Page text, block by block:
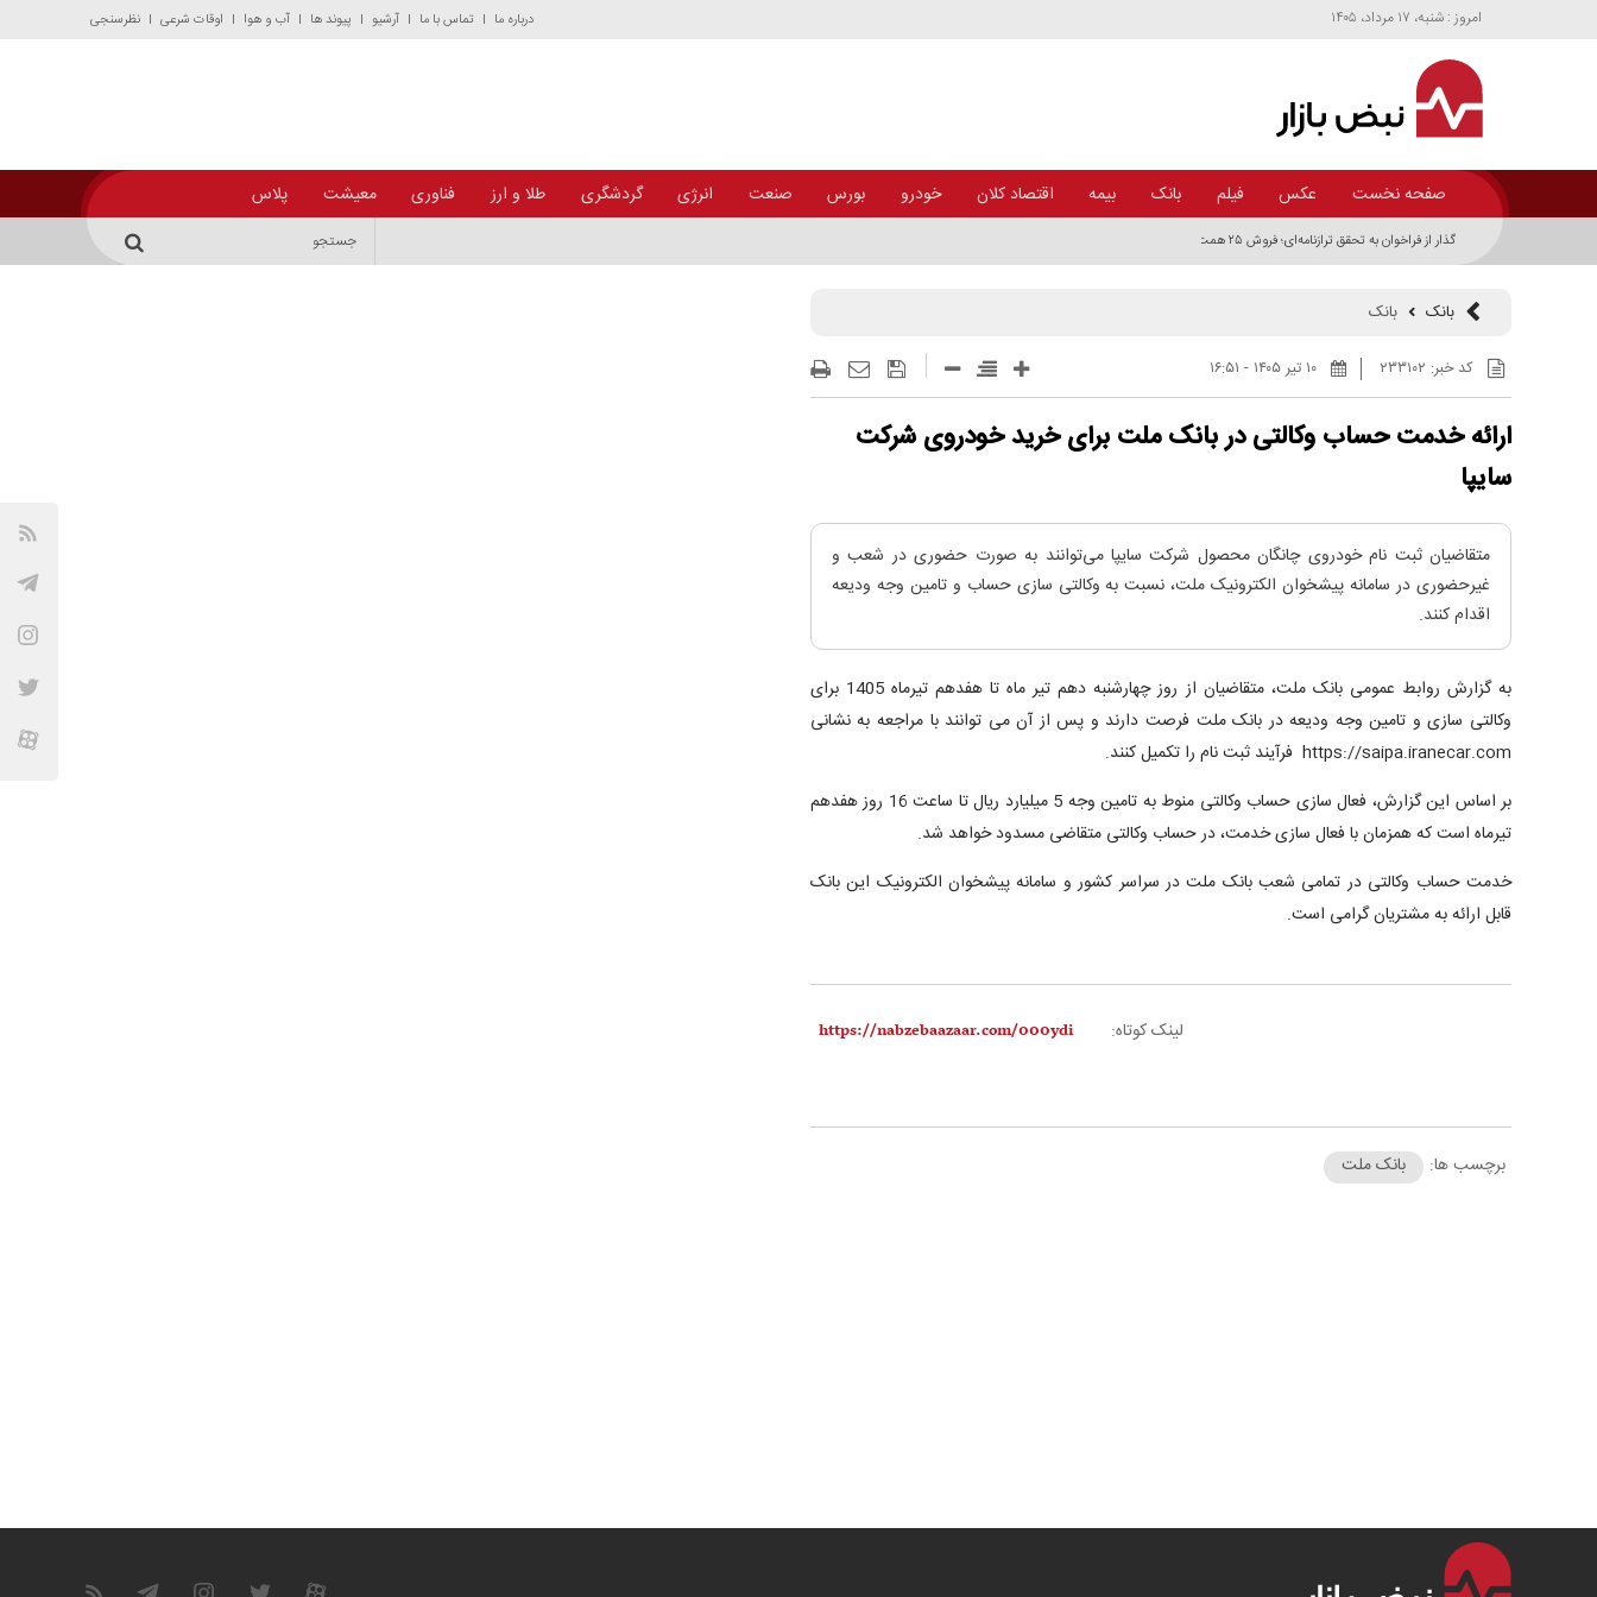
امروز : شنبه، ۱۷ مرداد، ۱۴۰۵ درباره ما تماس با ما آرشیو پیوند ها آب و هوا اوقات شرعی نظرسنجی
صفحه نخست عکس فیلم بانک بیمه اقتصاد کلان خودرو بورس صنعت انرژی گردشگری طلا و ارز فناوری معیشت پلاس
گذار از فراخوان به تحقق ترازنامه‌ای؛ فروش ۲۵ همت دارایی مازاد و تغییر ریل عملیاتی در مؤسسه اعتباری
ملل+اینفوگرافیک
بانک بانک
کد خبر: ۲۳۳۱۰۲ ۱۰ تير ۱۴۰۵ - ۱۶:۵۱
ارائه خدمت حساب وکالتی در بانک ملت برای خرید خودروی شرکت
سایپا
متقاضیان ثبت نام خودروی چانگان محصول شرکت سایپا می‌توانند به صورت حضوری در شعب و
غیرحضوری در سامانه پیشخوان الکترونیک ملت، نسبت به وکالتی سازی حساب و تامین وجه ودیعه
اقدام کنند.
به گزارش روابط عمومی بانک ملت، متقاضیان از روز چهارشنبه دهم تیر ماه تا هفدهم تیرماه 1405 برای
وکالتی سازی و تامین وجه ودیعه در بانک ملت فرصت دارند و پس از آن می توانند با مراجعه به نشانی
https://saipa.iranecar.com فرآیند ثبت نام را تکمیل کنند.
بر اساس این گزارش، فعال سازی حساب وکالتی منوط به تامین وجه 5 میلیارد ریال تا ساعت 16 روز هفدهم
تیرماه است که همزمان با فعال سازی خدمت، در حساب وکالتی متقاضی مسدود خواهد شد.
خدمت حساب وکالتی در تمامی شعب بانک ملت در سراسر کشور و سامانه پیشخوان الکترونیک این بانک
قابل ارائه به مشتریان گرامی است.
لینک کوتاه:
برچسب ها: بانک ملت